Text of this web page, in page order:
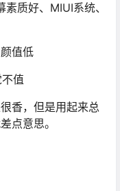
质好、MIUI系统、
值低
值
香，但是用起来总
点意思。